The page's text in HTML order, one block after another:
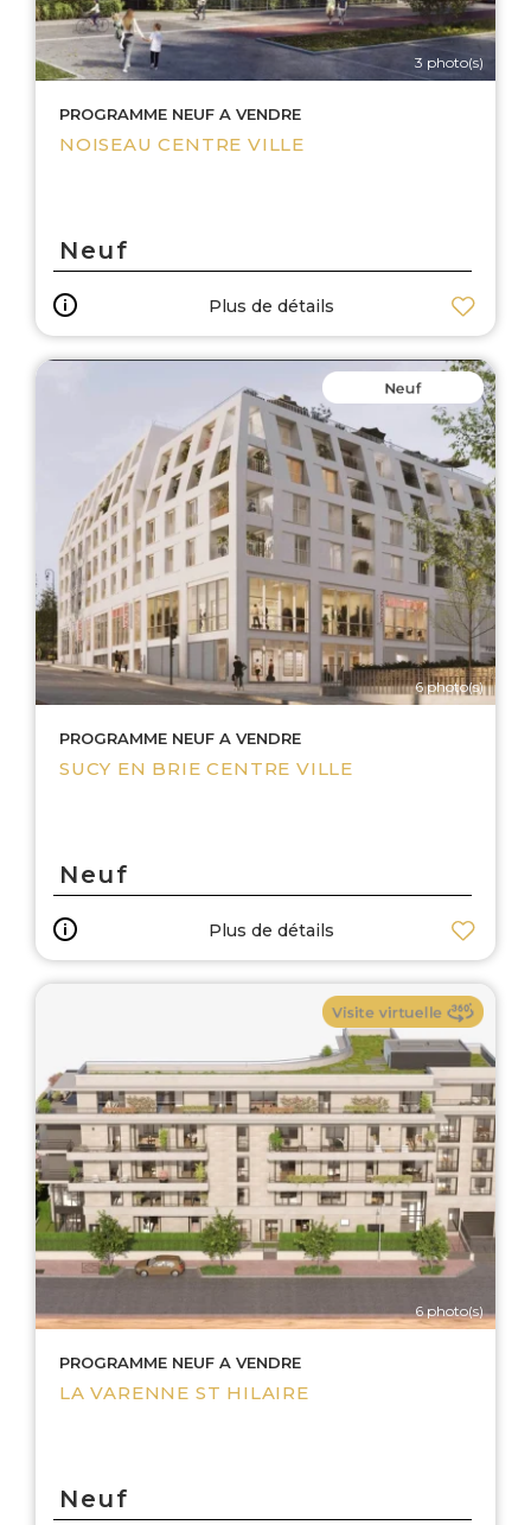
3 photo(s)
PROGRAMME NEUF A VENDRE
NOISEAU CENTRE VILLE
Neuf
Plus de détails
6 photo(s)
PROGRAMME NEUF A VENDRE
SUCY EN BRIE CENTRE VILLE
Neuf
Plus de détails
6 photo(s)
PROGRAMME NEUF A VENDRE
LA VARENNE ST HILAIRE
Neuf